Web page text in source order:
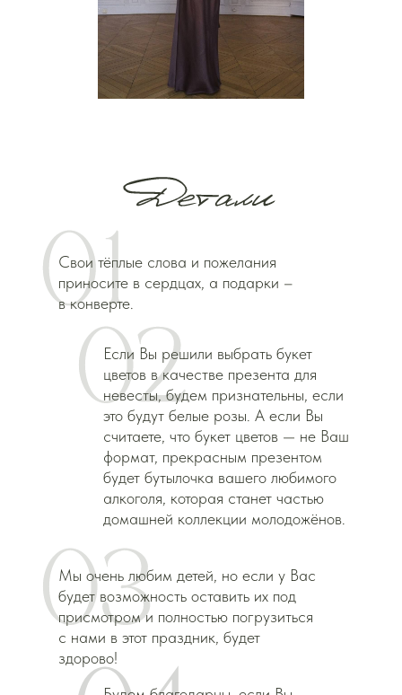
Свои тёплые слова и пожелания
приносите в сердцах, а подарки –
в конверте.
Если Вы решили выбрать букет
цветов в качестве презента для
невесты, будем признательны, если
это будут белые розы. А если Вы
считаете, что букет цветов — не Ваш
формат, прекрасным презентом
будет бутылочка вашего любимого
алкоголя, которая станет частью
домашней коллекции молодожёнов.
Мы очень любим детей, но если у Вас
будет возможность оставить их под
присмотром и полностью погрузиться
с нами в этот праздник, будет
здорово!